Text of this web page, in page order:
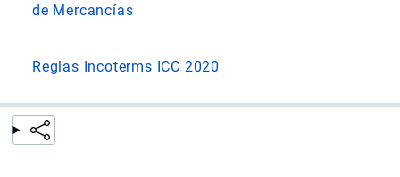
de Mercancías
Reglas Incoterms ICC 2020